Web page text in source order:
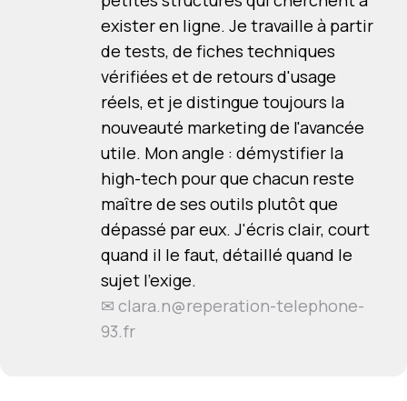
exister en ligne. Je travaille à partir
de tests, de fiches techniques
vérifiées et de retours d'usage
réels, et je distingue toujours la
nouveauté marketing de l'avancée
utile. Mon angle : démystifier la
high-tech pour que chacun reste
maître de ses outils plutôt que
dépassé par eux. J'écris clair, court
quand il le faut, détaillé quand le
sujet l'exige.
✉ clara.n@reperation-telephone-
93.fr